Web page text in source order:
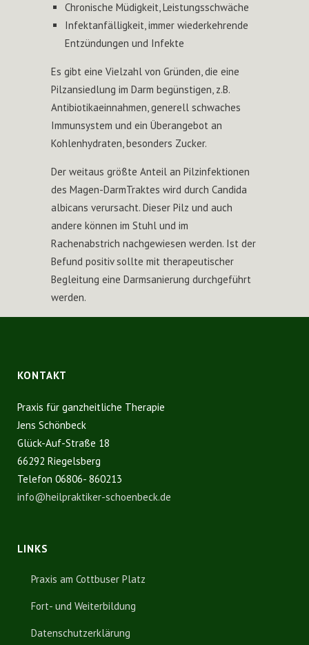
Chronische Müdigkeit, Leistungsschwäche
Infektanfälligkeit, immer wiederkehrende
Entzündungen und Infekte
Es gibt eine Vielzahl von Gründen, die eine
Pilzansiedlung im Darm begünstigen, z.B.
Antibiotikaeinnahmen, generell schwaches
Immunsystem und ein Überangebot an
Kohlenhydraten, besonders Zucker.
Der weitaus größte Anteil an Pilzinfektionen
des Magen-DarmTraktes wird durch Candida
albicans verursacht. Dieser Pilz und auch
andere können im Stuhl und im
Rachenabstrich nachgewiesen werden. Ist der
Befund positiv sollte mit therapeutischer
Begleitung eine Darmsanierung durchgeführt
werden.
KONTAKT
Praxis für ganzheitliche Therapie
Jens Schönbeck
Glück-Auf-Straße 18
66292 Riegelsberg
Telefon 06806- 860213
info@heilpraktiker-schoenbeck.de
LINKS
Praxis am Cottbuser Platz
Fort- und Weiterbildung
Datenschutzerklärung